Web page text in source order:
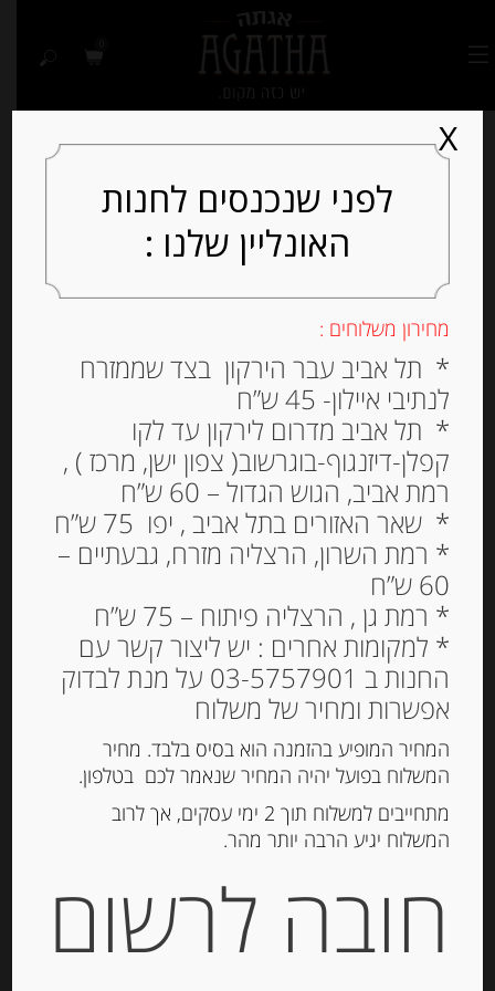
דבש מאנוקא מניו זילנד
250 גרם BREZZO
₪158.00
מחיר ל 100 גרם: 63.20 ש"ח
הוספה לסל
מק"ט:
8000571301119
ריבות, דבש וממרחים
מתוקים
לפני שנכנסים לחנות
האונליין שלנו :
מחירון משלוחים :
* תל אביב עבר הירקון בצד שממזרח
לנתיבי איילון- 45 ש”ח
* תל אביב מדרום לירקון עד לקו
קפלן-דיזנגוף-בוגרשוב( צפון ישן, מרכז ) ,
רמת אביב, הגוש הגדול – 60 ש”ח
* שאר האזורים בתל אביב , יפו 75 ש”ח
* רמת השרון, הרצליה מזרח, גבעתיים –
60 ש”ח
* רמת גן , הרצליה פיתוח – 75 ש”ח
* למקומות אחרים : יש ליצור קשר עם
החנות ב 03-5757901 על מנת לבדוק
אפשרות ומחיר של משלוח
המחיר המופיע בהזמנה הוא בסיס בלבד. מחיר
המשלוח בפועל יהיה המחיר שנאמר לכם בטלפון.
מתחייבים למשלוח תוך 2 ימי עסקים, אך לרוב
המשלוח יגיע הרבה יותר מהר.
חובה לרשום
X